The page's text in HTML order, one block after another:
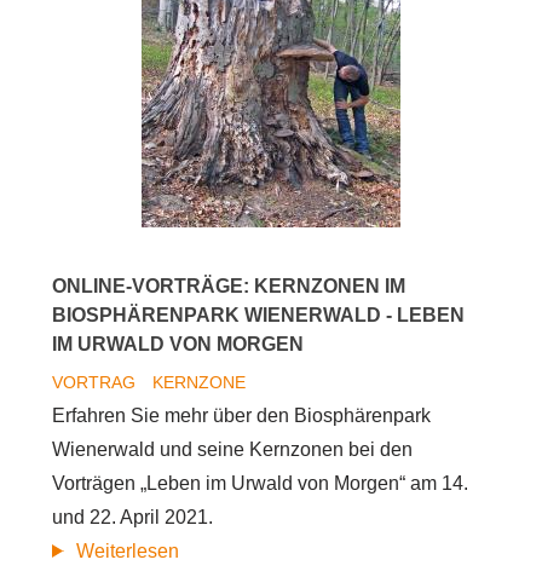
im
Urwald
von
morgen
-
Kernzonen
im
Wienerwald
ONLINE-VORTRÄGE: KERNZONEN IM
BIOSPHÄRENPARK WIENERWALD - LEBEN
IM URWALD VON MORGEN
VORTRAG KERNZONE
Erfahren Sie mehr über den Biosphärenpark
Wienerwald und seine Kernzonen bei den
Vorträgen „Leben im Urwald von Morgen“ am 14.
und 22. April 2021.
Weiterlesen